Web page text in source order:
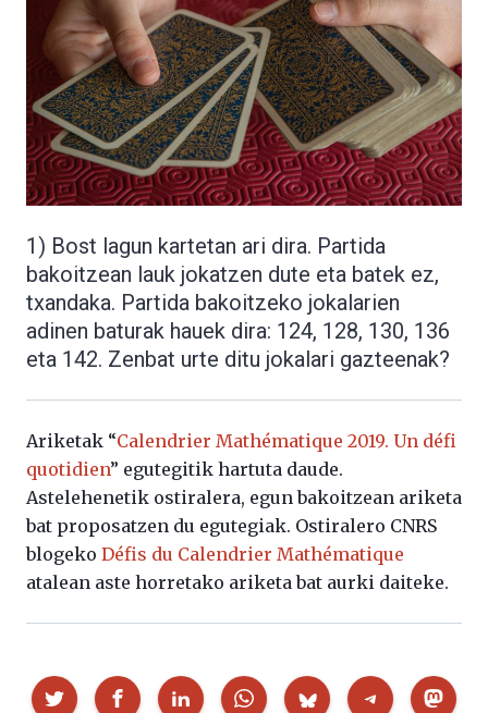
1) Bost lagun kartetan ari dira. Partida
bakoitzean lauk jokatzen dute eta batek ez,
txandaka. Partida bakoitzeko jokalarien
adinen baturak hauek dira: 124, 128, 130, 136
eta 142. Zenbat urte ditu jokalari gazteenak?
Ariketak “Calendrier Mathématique 2019. Un défi
quotidien” egutegitik hartuta daude.
Astelehenetik ostiralera, egun bakoitzean ariketa
bat proposatzen du egutegiak. Ostiralero CNRS
blogeko Défis du Calendrier Mathématique
atalean aste horretako ariketa bat aurki daiteke.
Partekatu